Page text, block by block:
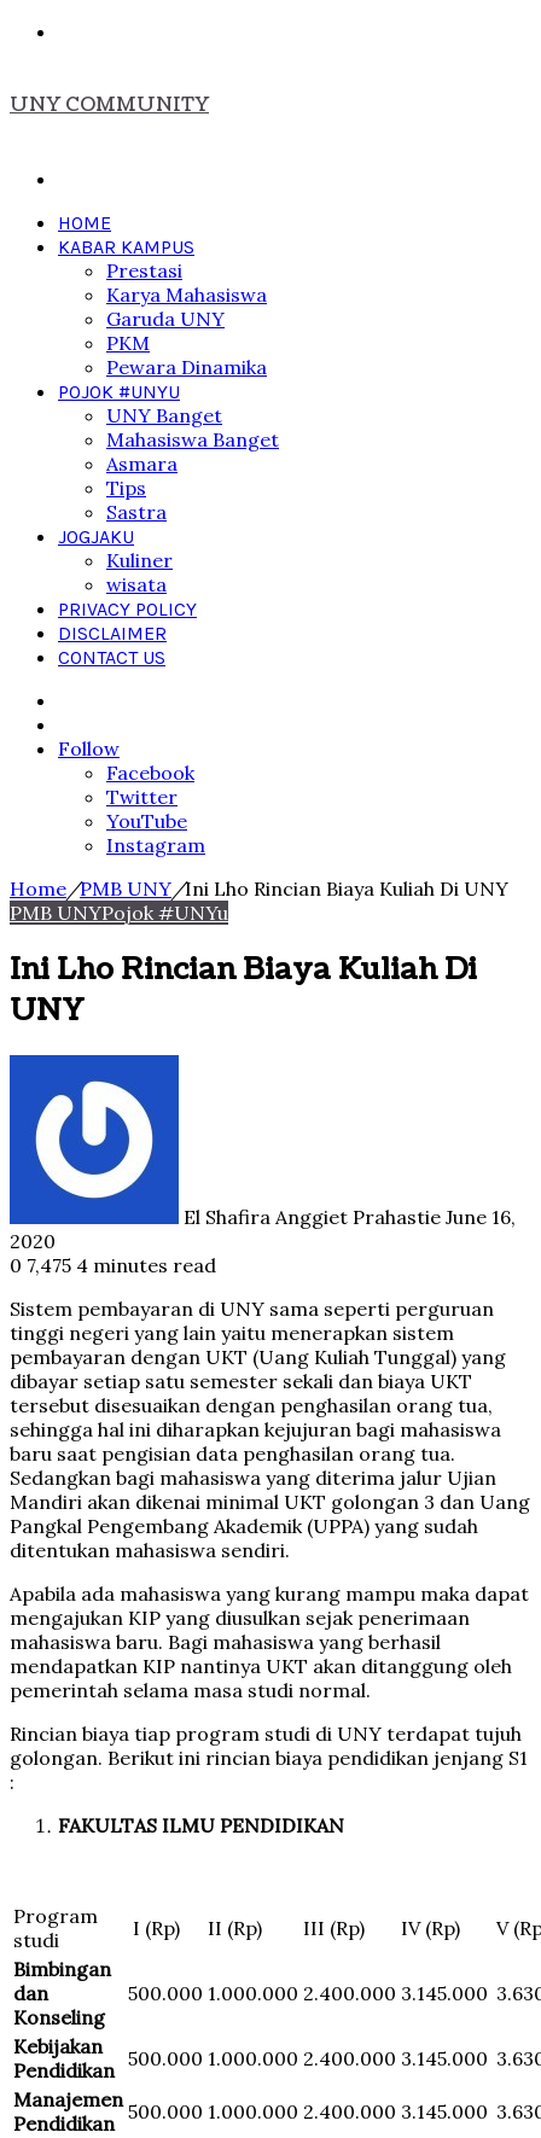
UNY COMMUNITY
HOME
KABAR KAMPUS
Prestasi
Karya Mahasiswa
Garuda UNY
PKM
Pewara Dinamika
POJOK #UNYU
UNY Banget
Mahasiswa Banget
Asmara
Tips
Sastra
JOGJAKU
Kuliner
wisata
PRIVACY POLICY
DISCLAIMER
CONTACT US
Follow
Facebook
Twitter
YouTube
Instagram
Home/PMB UNY/Ini Lho Rincian Biaya Kuliah Di UNY
PMB UNYPojok #UNYu
Ini Lho Rincian Biaya Kuliah Di
UNY
El Shafira Anggiet Prahastie June 16,
2020
0 7,475 4 minutes read
Sistem pembayaran di UNY sama seperti perguruan
tinggi negeri yang lain yaitu menerapkan sistem
pembayaran dengan UKT (Uang Kuliah Tunggal) yang
dibayar setiap satu semester sekali dan biaya UKT
tersebut disesuaikan dengan penghasilan orang tua,
sehingga hal ini diharapkan kejujuran bagi mahasiswa
baru saat pengisian data penghasilan orang tua.
Sedangkan bagi mahasiswa yang diterima jalur Ujian
Mandiri akan dikenai minimal UKT golongan 3 dan Uang
Pangkal Pengembang Akademik (UPPA) yang sudah
ditentukan mahasiswa sendiri.
Apabila ada mahasiswa yang kurang mampu maka dapat
mengajukan KIP yang diusulkan sejak penerimaan
mahasiswa baru. Bagi mahasiswa yang berhasil
mendapatkan KIP nantinya UKT akan ditanggung oleh
pemerintah selama masa studi normal.
Rincian biaya tiap program studi di UNY terdapat tujuh
golongan. Berikut ini rincian biaya pendidikan jenjang S1
:
FAKULTAS ILMU PENDIDIKAN
Program
studi
I (Rp) II (Rp) III (Rp) IV (Rp)
V
Bimbingan
dan
Konseling
500.000 1.000.000 2.400.000 3.145.000
Kebijakan
Pendidikan 500.000 1.000.000 2.400.000 3.145.000
Manajemen
Pendidikan 500.000 1.000.000 2.400.000 3.145.000